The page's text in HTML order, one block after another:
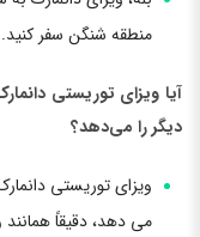
منطقه شنگن سفر کنید.
آیا ویزای توریستی
دیگر را می‌دهد؟
ویزای توریستی
می دهد، دقیقاً